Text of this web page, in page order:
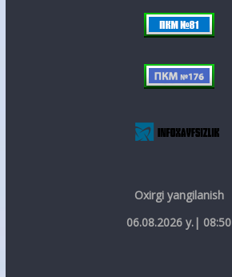
Oxirgi yangilanish
06.08.2026 y.| 08:50